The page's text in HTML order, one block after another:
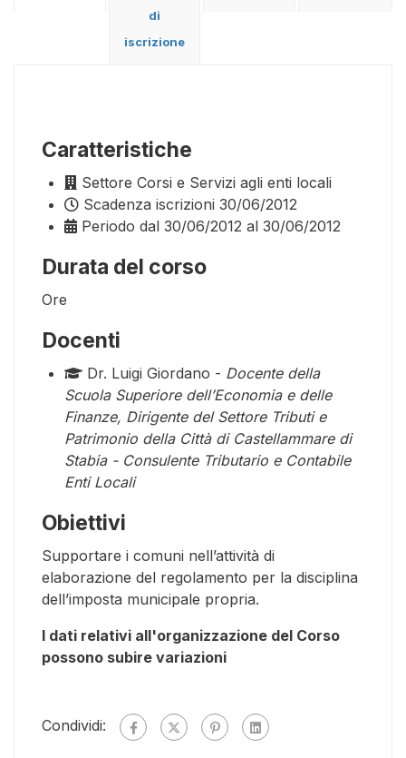
di
iscrizione
Caratteristiche
Settore Corsi e Servizi agli enti locali
Scadenza iscrizioni 30/06/2012
Periodo dal 30/06/2012 al 30/06/2012
Durata del corso
Ore
Docenti
Dr. Luigi Giordano - Docente della
Scuola Superiore dell’Economia e delle
Finanze, Dirigente del Settore Tributi e
Patrimonio della Città di Castellammare di
Stabia - Consulente Tributario e Contabile
Enti Locali
Obiettivi
Supportare i comuni nell’attività di
elaborazione del regolamento per la disciplina
dell’imposta municipale propria.
I dati relativi all'organizzazione del Corso
possono subire variazioni
Condividi: